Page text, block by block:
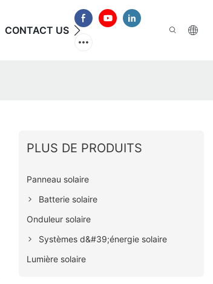
CONTACT US FAQ
PLUS DE PRODUITS
Panneau solaire
Batterie solaire
Onduleur solaire
Systèmes d&#39;énergie solaire
Lumière solaire